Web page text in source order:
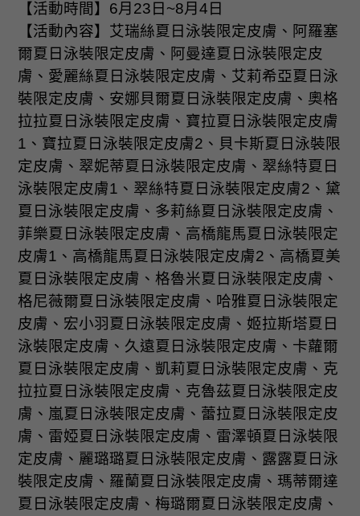
【活動時間】 6月 23 日 ~8月4 日
【活動內容】艾瑞絲夏日泳裝限定皮膚、阿羅塞
爾夏日泳裝限定皮膚、阿曼達夏日泳裝限定皮
膚、愛麗絲夏日泳裝限定皮膚、艾莉希亞夏日泳
裝限定皮膚、安娜貝爾夏日泳裝限定皮膚、奧格
拉拉夏日泳裝限定皮膚、寶拉夏日泳裝限定皮膚
1 、寶拉夏日泳裝限定皮膚2 、貝卡斯夏日泳裝限
定皮膚、翠妮蒂夏日泳裝限定皮膚、翠絲特夏日
泳裝限定皮膚1 、翠絲特夏日泳裝限定皮膚2 、黛
夏日泳裝限定皮膚、多莉絲夏日泳裝限定皮膚、
菲樂夏日泳裝限定皮膚、高橋龍馬夏日泳裝限定
皮膚1 、高橋龍馬夏日泳裝限定皮膚2 、高橋夏美
夏日泳裝限定皮膚、格魯米夏日泳裝限定皮膚、
格尼薇爾夏日泳裝限定皮膚、哈雅夏日泳裝限定
皮膚、宏小羽夏日泳裝限定皮膚、姬拉斯塔夏日
泳裝限定皮膚、久遠夏日泳裝限定皮膚、卡蘿爾
夏日泳裝限定皮膚、凱莉夏日泳裝限定皮膚、克
拉拉夏日泳裝限定皮膚、克魯茲夏日泳裝限定皮
膚、嵐夏日泳裝限定皮膚、蕾拉夏日泳裝限定皮
膚、雷婭夏日泳裝限定皮膚、雷澤頓夏日泳裝限
定皮膚、麗璐璐夏日泳裝限定皮膚、露露夏日泳
裝限定皮膚、羅蘭夏日泳裝限定皮膚、瑪蒂爾達
夏日泳裝限定皮膚、梅璐爾夏日泳裝限定皮膚、